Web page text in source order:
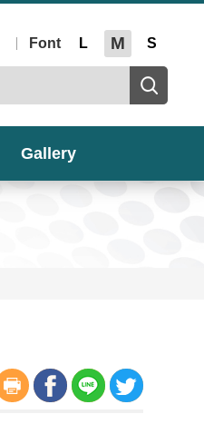
Font L M S
Gallery